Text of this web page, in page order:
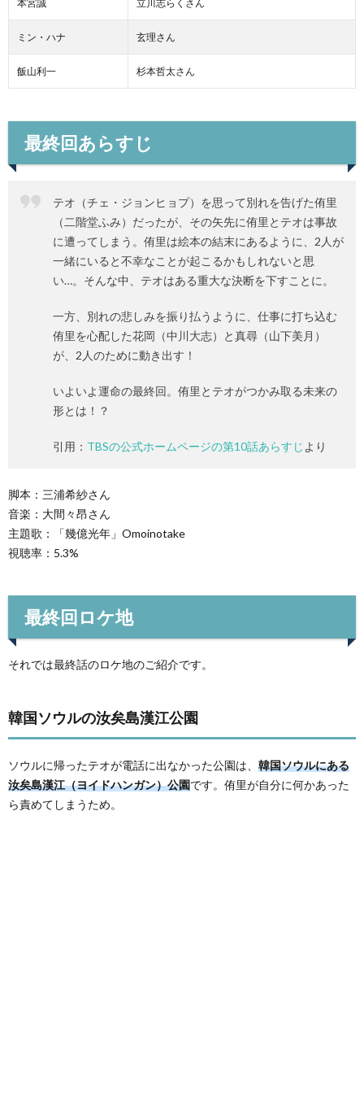
本宮誠 立川志らくさん
ミン・ハナ 玄理さん
飯山利一 杉本哲太さん
最終回あらすじ
テオ（チェ・ジョンヒョプ）を思って別れを告げた侑里
（二階堂ふみ）だったが、その矢先に侑里とテオは事故
に遭ってしまう。侑里は絵本の結末にあるように、2人が
一緒にいると不幸なことが起こるかもしれないと思
い…。そんな中、テオはある重大な決断を下すことに。
一方、別れの悲しみを振り払うように、仕事に打ち込む
侑里を心配した花岡（中川大志）と真尋（山下美月）
が、2人のために動き出す！
いよいよ運命の最終回。侑里とテオがつかみ取る未来の
形とは！？
引用： TBSの公式ホームページの第10話あらすじ より
脚本：三浦希紗さん
音楽：大間々昂さん
主題歌：「幾億光年」Omoinotake
視聴率：5.3%
最終回ロケ地
それでは最終話のロケ地のご紹介です。
韓国ソウルの汝矣島漢江公園
ソウルに帰ったテオが電話に出なかった公園は、 韓国ソウルにある
汝矣島漢江（ヨイドハンガン）公園です。侑里が自分に何かあった
ら責めてしまうため。